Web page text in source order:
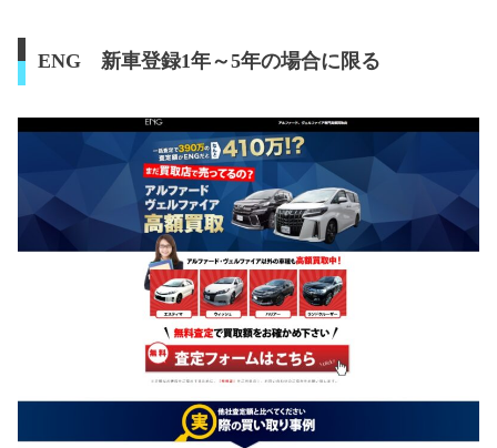
ENG 新車登録1年～5年の場合に限る